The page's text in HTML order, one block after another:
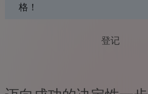
格！
登记